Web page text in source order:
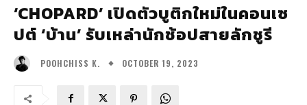
‘CHOPARD’ เปิดตัวบูติกใหม่ในคอนเซ
ปต์ ‘บ้าน’ รับเหล่านักช้อปสายลักชูรี
POOHCHISS K. OCTOBER 19, 2023